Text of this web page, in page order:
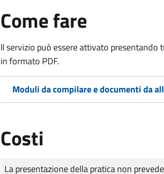
Come fare
Il servizio può essere attivato
in formato PDF.
Moduli da compilare e documenti da
Costi
Tipo di pagamento
Importo
La presentazione della pratica non